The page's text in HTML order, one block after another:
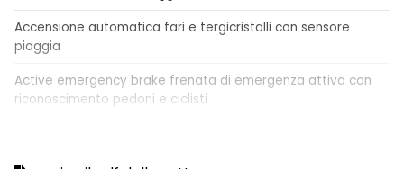
Accensione automatica fari e tergicristalli con sensore
pioggia
Active emergency brake frenata di emergenza attiva con
riconoscimento pedoni e ciclisti